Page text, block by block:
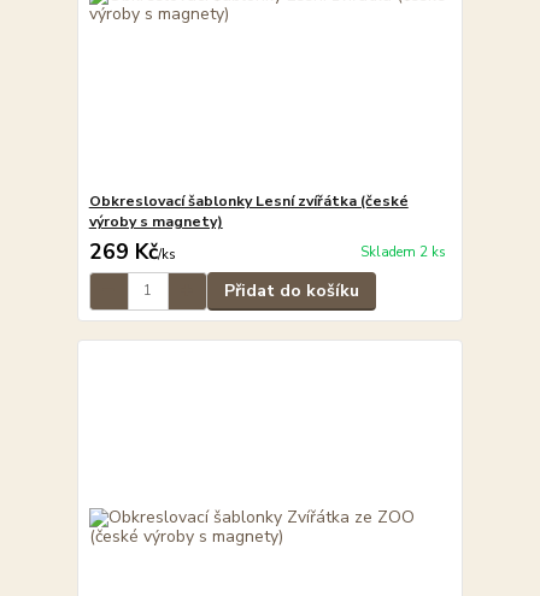
Obkreslovací šablonky Lesní zvířátka (české
výroby s magnety)
269 Kč/ks Skladem 2 ks
Přidat do košíku